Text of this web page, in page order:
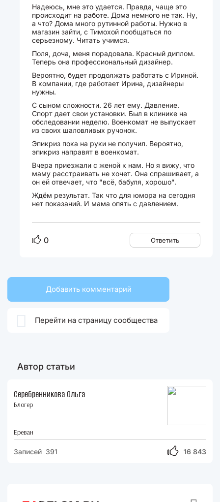
Надеюсь, мне это удается. Правда, чаще это
происходит на работе. Дома немного не так. Ну,
а что? Дома много рутинной работы. Нужно в
магазин зайти, с Тимохой пообщаться по
серьезному. Читать учимся.
Поля, доча, меня порадовала. Красный диплом.
Теперь она профессиональный дизайнер.
Вероятно, будет продолжать работать с Ириной.
В компании, где работает Ирина, дизайнеры
нужны.
С сыном сложности. 26 лет ему. Давление.
Спорт дает свои установки. Был в клинике на
обследовании неделю. Военкомат не выпускает
из своих шаловливых ручонок.
Эпикриз пока на руки не получил. Вероятно,
эпикриз направят в военкомат.
Вчера приезжали с женой к нам. Но я вижу, что
маму расстраивать не хочет. Она спрашивает, а
он ей отвечает, что "всё, бабуля, хорошо".
Ждём результат. Так что для юмора на сегодня
нет показаний. И мама опять с давлением.
0 Ответить
Добавить комментарий
Перейти на страницу сообщества
Автор статьи
Серебренникова Ольга
Блогер
Ереван
16 843
Записей 391